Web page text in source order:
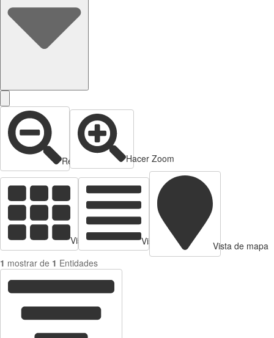
Reducir zoom Hacer Zoom
Vista de tarjetas Vista de Tabla
Vista de mapa
1 mostrar de 1 Entidades